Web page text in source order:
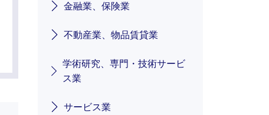
金融業、保険業
不動産業、物品賃貸業
学術研究、専門・技術サービ
ス業
サービス業